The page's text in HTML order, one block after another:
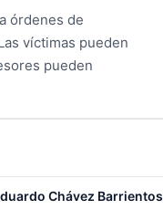
órdenes de
víctimas pueden
pueden
Chávez Barrientos